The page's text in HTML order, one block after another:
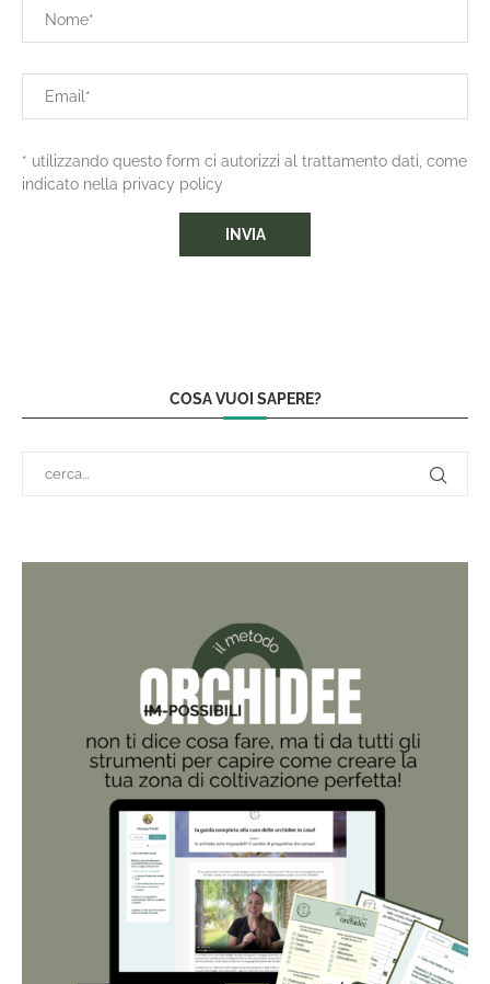
* utilizzando questo form ci autorizzi al trattamento dati, come
indicato nella privacy policy
COSA VUOI SAPERE?